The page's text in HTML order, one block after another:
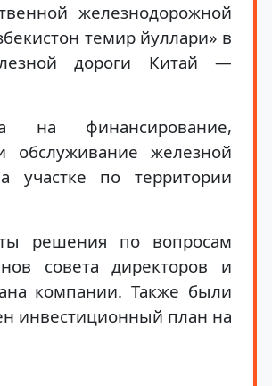
железнодорожной
темир йуллари» в
дороги Китай —
на финансирование,
обслуживание железной
по территории
решения по вопросам
совета директоров и
компании. Также были
инвестиционный план на